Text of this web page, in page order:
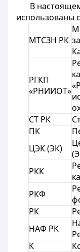
В
использованы
МТСЗН РК
РГКП
«РНИИОТ»
СТ РК
ПК
ЦЭК (ЭК)
РКК
РКФ
РК
НАФ РК
К